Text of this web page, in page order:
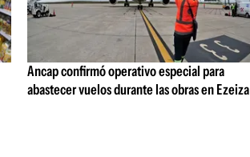
Ancap confirmó operativo especial para
abastecer vuelos durante las obras en Ezeiza